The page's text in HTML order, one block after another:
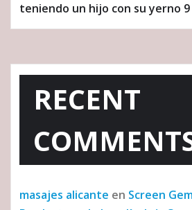
teniendo un hijo con su yerno
RECENT
masajes alicante en Screen